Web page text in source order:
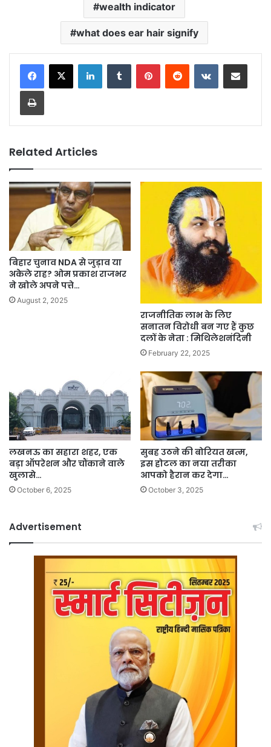
wealth indicator
what does ear hair signify
LinkedInTumblr PinterestReddit VKontakteShare via Email
Print
Related Articles
बिहार चुनाव NDA से जुड़ाव या
अकेले राह? ओम प्रकाश राजभर
ने खोले अपने पत्ते…
August 2, 2025
राजनीतिक लाभ के लिए
सनातन विरोधी बन गए हैं कुछ
दलों के नेता : मिथिलेशनंदिनी
February 22, 2025
लखनऊ का सहारा शहर, एक
बड़ा ऑपरेशन और चौंकाने वाले
खुलासे…
October 6, 2025
सुबह उठने की बोरियत खत्म,
इस होटल का नया तरीका
आपको हैरान कर देगा…
October 3, 2025
Advertisement